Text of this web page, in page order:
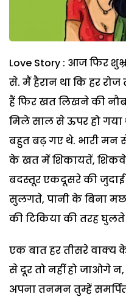
Love Story : आज फिर
से. मैं हैरान था कि हर रोज
हैं फिर खत लिखने की
मिले साल से ऊपर हो
बहुत बढ़ गए थे. भारी
के खत में शिकायतें,
बदस्तूर एकदूसरे की
सुलगते, पानी के बिना
की टिकिया की तरह घुलते
एक बात हर तीसरे वाक्य
से दूर तो नहीं हो जाओगे
अपना तनमन तुम्हें